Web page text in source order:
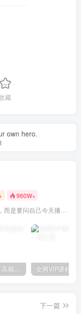
藏
own hero.
960W+
不要问自己收获了多少果实，而是要问自己今天播种了多少种子
加入VIP会员,享高额的推广提成
下一篇